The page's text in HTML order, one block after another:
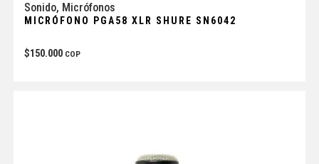
Sonido, Micrófonos
MICRÓFONO PGA58 XLR SHURE SN6042
$150.000 COP